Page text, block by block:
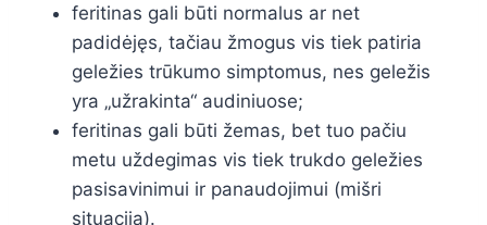
feritinas gali būti normalus ar net
padidėjęs, tačiau žmogus vis tiek patiria
geležies trūkumo simptomus, nes geležis
yra „užrakinta“ audiniuose;
feritinas gali būti žemas, bet tuo pačiu
metu uždegimas vis tiek trukdo geležies
pasisavinimui ir panaudojimui (mišri
situacija).